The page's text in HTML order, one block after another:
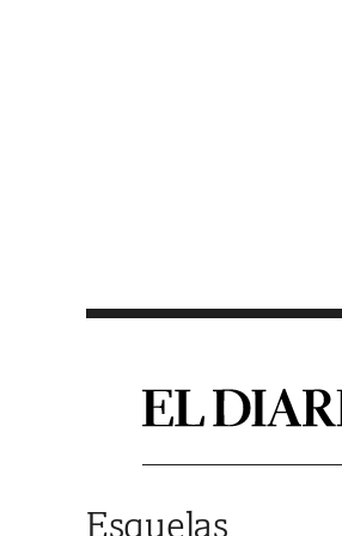
Esquelas